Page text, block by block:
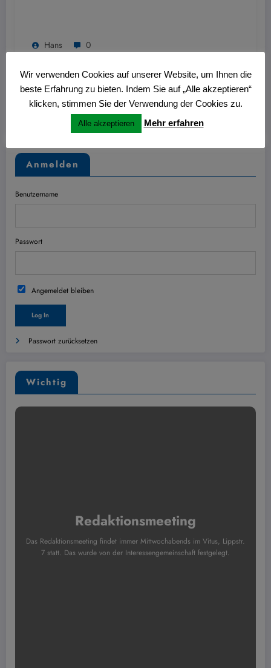
Hans 0
Westring
27. Juni 2026
Anmelden
Benutzername
Passwort
Angemeldet bleiben
Passwort zurücksetzen
Wichtig
Redaktionsmeeting
Das Redaktionsmeeting findet immer Mittwochabends im Vitus, Lippstr.
7 statt. Das wurde von der Interessengemeinschaft festgelegt.
Wir verwenden Cookies auf unserer Website, um Ihnen die
beste Erfahrung zu bieten. Indem Sie auf „Alle akzeptieren“
klicken, stimmen Sie der Verwendung der Cookies zu.
Alle akzeptieren Mehr erfahren